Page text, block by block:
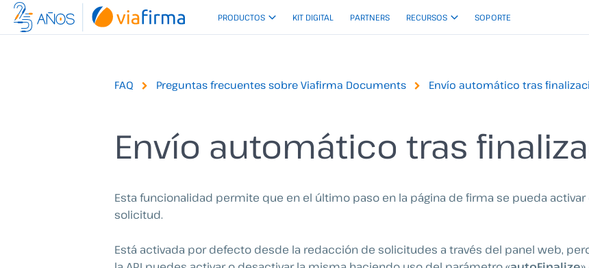
PRODUCTOS KIT DIGITAL PARTNERS RECURSOS SOPORTE
FAQ Preguntas frecuentes sobre Viafirma Documents Envío automático tras
Envío automático tras
Esta funcionalidad permite que en el último paso en la página de firma se pueda
solicitud.
Está activada por defecto desde la redacción de solicitudes a través del panel web,